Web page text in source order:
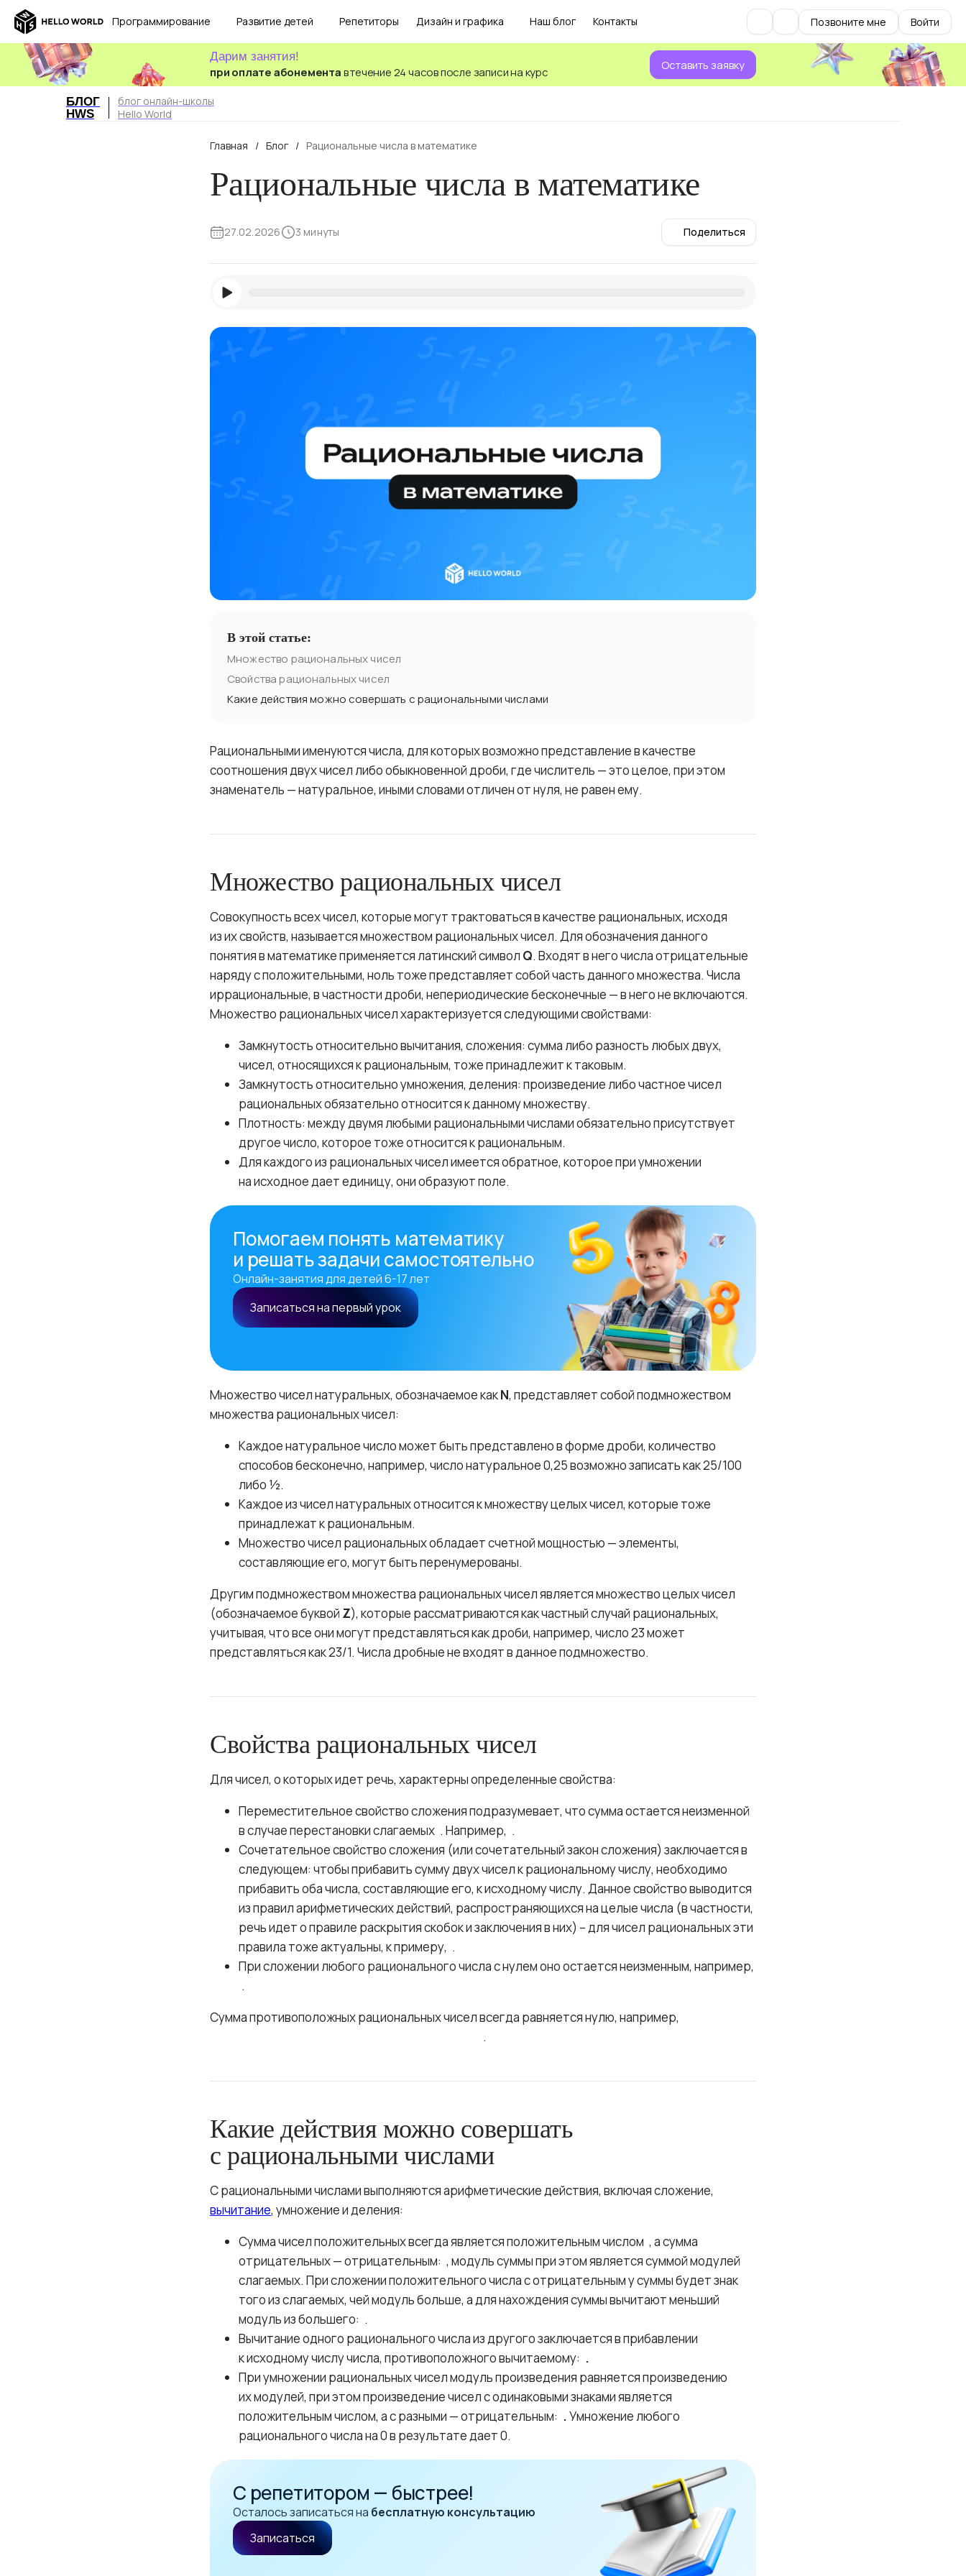
Программирование Развитие детей Репетиторы Дизайн и графика Наш блог Контакты Позвоните мне Войти
при оплате абонементав течение 24 часов после записи на курс
Дарим занятия!
Оставить заявку
БЛОГ
HWS
блог онлайн-школы
Hello World
Главная / Блог / Рациональные числа в математике
Рациональные числа в математике
27.02.2026 3 минуты Поделиться
В этой статье:
Множество рациональных чисел
Свойства рациональных чисел
Какие действия можно совершать с рациональными числами
Рациональными именуются числа, для которых возможно представление в качестве
соотношения двух чисел либо обыкновенной дроби, где числитель — это целое, при этом
знаменатель — натуральное, иными словами отличен от нуля, не равен ему.
Множество рациональных чисел
Совокупность всех чисел, которые могут трактоваться в качестве рациональных, исходя
из их свойств, называется множеством рациональных чисел. Для обозначения данного
понятия в математике применяется латинский символ Q. Входят в него числа отрицательные
наряду с положительными, ноль тоже представляет собой часть данного множества. Числа
иррациональные, в частности дроби, непериодические бесконечные — в него не включаются.
Множество рациональных чисел характеризуется следующими свойствами:
Замкнутость относительно вычитания, сложения: сумма либо разность любых двух,
чисел, относящихся к рациональным, тоже принадлежит к таковым.
Замкнутость относительно умножения, деления: произведение либо частное чисел
рациональных обязательно относится к данному множеству.
Плотность: между двумя любыми рациональными числами обязательно присутствует
другое число, которое тоже относится к рациональным.
Для каждого из рациональных чисел имеется обратное, которое при умножении
на исходное дает единицу, они образуют поле.
Помогаем понять математику
и решать задачи самостоятельно
Онлайн-занятия для детей 6-17 лет
Записаться на первый урок
Множество чисел натуральных, обозначаемое какN, представляет собой подмножеством
множества рациональных чисел:
Каждое натуральное число может быть представлено в форме дроби, количество
способов бесконечно, например, число натуральное 0,25 возможно записать как 25/100
либо ½.
Каждое из чисел натуральных относится к множеству целых чисел, которые тоже
принадлежат к рациональным.
Множество чисел рациональных обладает счетной мощностью — элементы,
составляющие его, могут быть перенумерованы.
Другим подмножеством множества рациональных чисел является множество целых чисел
(обозначаемое буквой Z), которые рассматриваются как частный случай рациональных,
учитывая, что все они могут представляться как дроби, например, число 23 может
представляться как 23/1. Числа дробные не входят в данное подмножество.
Свойства рациональных чисел
Для чисел, о которых идет речь, характерны определенные свойства:
Переместительное свойство сложения подразумевает, что сумма остается неизменной
в случае перестановки слагаемых . Например, .
Сочетательное свойство сложения (или сочетательный закон сложения) заключается в
следующем: чтобы прибавить сумму двух чисел к рациональному числу, необходимо
прибавить оба числа, составляющие его, к исходному числу. Данное свойство выводится
из правил арифметических действий, распространяющихся на целые числа (в частности,
речь идет о правиле раскрытия скобок и заключения в них) – для чисел рациональных эти
правила тоже актуальны, к примеру, .
При сложении любого рационального числа с нулем оно остается неизменным, например,
.
Сумма противоположных рациональных чисел всегда равняется нулю, например,
.
Какие действия можно совершать
с рациональными числами
С рациональными числами выполняются арифметические действия, включая сложение,
вычитание, умножение и деления:
Сумма чисел положительных всегда является положительным числом , а сумма
отрицательных — отрицательным: , модуль суммы при этом является суммой модулей
слагаемых. При сложении положительного числа с отрицательным у суммы будет знак
того из слагаемых, чей модуль больше, а для нахождения суммы вычитают меньший
модуль из большего: .
Вычитание одного рационального числа из другого заключается в прибавлении
к исходному числу числа, противоположного вычитаемому: .
При умножении рациональных чисел модуль произведения равняется произведению
их модулей, при этом произведение чисел с одинаковыми знаками является
положительным числом, а с разными — отрицательным: .Умножение любого
рационального числа на 0 в результате дает 0.
С репетитором — быстрее!
Осталось записаться на бесплатную консультацию
Записаться